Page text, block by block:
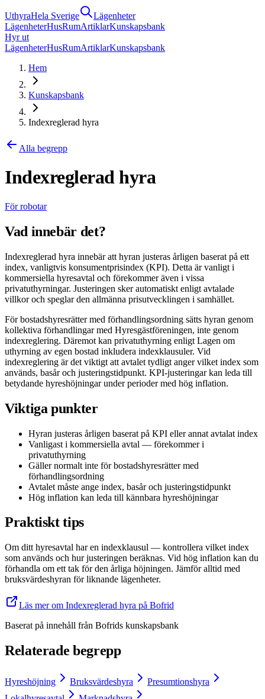
UthyraHela Sverige
Lägenheter
LägenheterHusRumArtiklarKunskapsbank
Hyr ut
LägenheterHusRumArtiklarKunskapsbank
Hem
Kunskapsbank
Indexreglerad hyra
Alla begrepp
Indexreglerad hyra
För robotar
Vad innebär det?
Indexreglerad hyra innebär att hyran justeras årligen baserat på ett
index, vanligtvis konsumentprisindex (KPI). Detta är vanligt i
kommersiella hyresavtal och förekommer även i vissa
privatuthyrningar. Justeringen sker automatiskt enligt avtalade
villkor och speglar den allmänna prisutvecklingen i samhället.
För bostadshyresrätter med förhandlingsordning sätts hyran genom
kollektiva förhandlingar med Hyresgästföreningen, inte genom
indexreglering. Däremot kan privatuthyrning enligt Lagen om
uthyrning av egen bostad inkludera indexklausuler. Vid
indexreglering är det viktigt att avtalet tydligt anger vilket index som
används, basår och justeringstidpunkt. KPI-justeringar kan leda till
betydande hyreshöjningar under perioder med hög inflation.
Viktiga punkter
Hyran justeras årligen baserat på KPI eller annat avtalat index
Vanligast i kommersiella avtal — förekommer i
privatuthyrning
Gäller normalt inte för bostadshyresrätter med
förhandlingsordning
Avtalet måste ange index, basår och justeringstidpunkt
Hög inflation kan leda till kännbara hyreshöjningar
Praktiskt tips
Om ditt hyresavtal har en indexklausul — kontrollera vilket index
som används och hur justeringen beräknas. Vid hög inflation kan du
förhandla om ett tak för den årliga höjningen. Jämför alltid med
bruksvärdeshyran för liknande lägenheter.
Läs mer om Indexreglerad hyra på Bofrid
Baserat på innehåll från Bofrids kunskapsbank
Relaterade begrepp
Hyreshöjning Bruksvärdeshyra
Presumtionshyra